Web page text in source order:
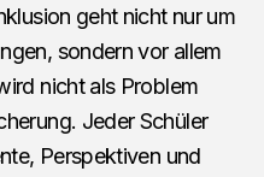
geht nicht nur um
sondern vor allem
nicht als Problem
Jeder Schüler
Perspektiven und